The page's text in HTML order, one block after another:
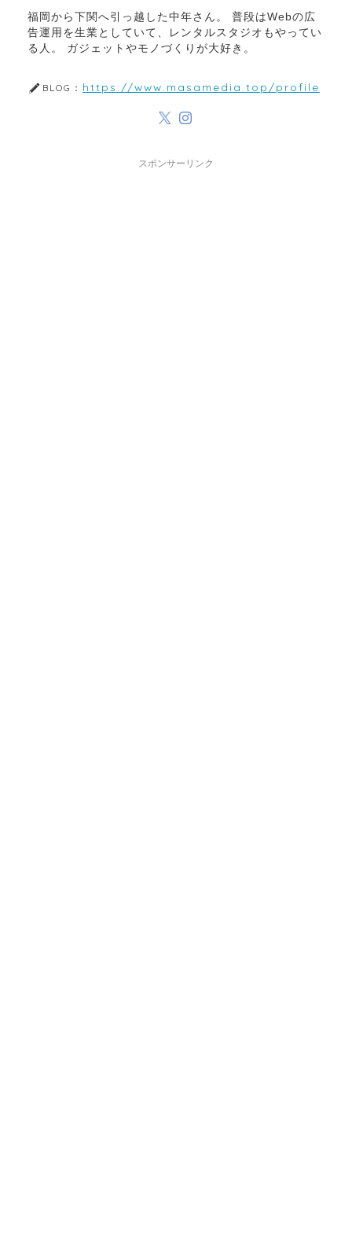
福岡から下関へ引っ越した中年さん。 普段はWebの広
告運用を生業としていて、レンタルスタジオもやってい
る人。 ガジェットやモノづくりが大好き。
BLOG： https://www.masamedia.top/profile
スポンサーリンク